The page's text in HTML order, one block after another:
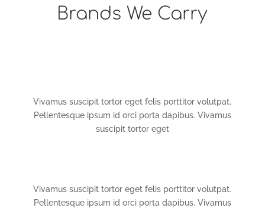
Brands We Carry
Vivamus suscipit tortor eget felis porttitor volutpat.
Pellentesque ipsum id orci porta dapibus. Vivamus
suscipit tortor eget
Vivamus suscipit tortor eget felis porttitor volutpat.
Pellentesque ipsum id orci porta dapibus. Vivamus